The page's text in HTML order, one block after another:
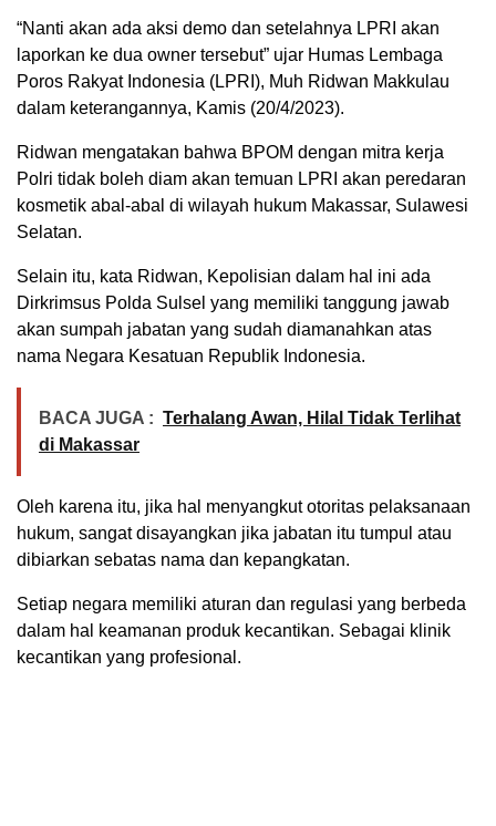
“Nanti akan ada aksi demo dan setelahnya LPRI akan
laporkan ke dua owner tersebut” ujar Humas Lembaga
Poros Rakyat Indonesia (LPRI), Muh Ridwan Makkulau
dalam keterangannya, Kamis (20/4/2023).
Ridwan mengatakan bahwa BPOM dengan mitra kerja
Polri tidak boleh diam akan temuan LPRI akan peredaran
kosmetik abal-abal di wilayah hukum Makassar, Sulawesi
Selatan.
Selain itu, kata Ridwan, Kepolisian dalam hal ini ada
Dirkrimsus Polda Sulsel yang memiliki tanggung jawab
akan sumpah jabatan yang sudah diamanahkan atas
nama Negara Kesatuan Republik Indonesia.
BACA JUGA : Terhalang Awan, Hilal Tidak Terlihat
di Makassar
Oleh karena itu, jika hal menyangkut otoritas pelaksanaan
hukum, sangat disayangkan jika jabatan itu tumpul atau
dibiarkan sebatas nama dan kepangkatan.
Setiap negara memiliki aturan dan regulasi yang berbeda
dalam hal keamanan produk kecantikan. Sebagai klinik
kecantikan yang profesional.